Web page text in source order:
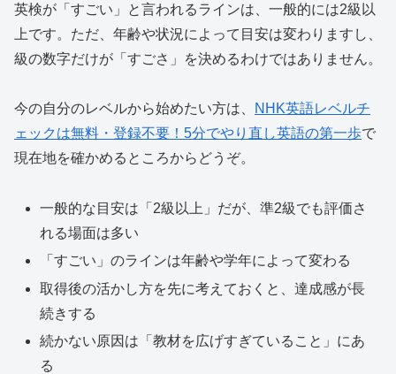
英検が「すごい」と言われるラインは、一般的には2級以
上です。ただ、年齢や状況によって目安は変わりますし、
級の数字だけが「すごさ」を決めるわけではありません。
今の自分のレベルから始めたい方は、
NHK英語レベルチ
ェックは無料・登録不要！5分でやり直し英語の第一歩で
現在地を確かめるところからどうぞ。
一般的な目安は「2級以上」だが、準2級でも評価さ
れる場面は多い
「すごい」のラインは年齢や学年によって変わる
取得後の活かし方を先に考えておくと、達成感が長
続きする
続かない原因は「教材を広げすぎていること」にあ
る